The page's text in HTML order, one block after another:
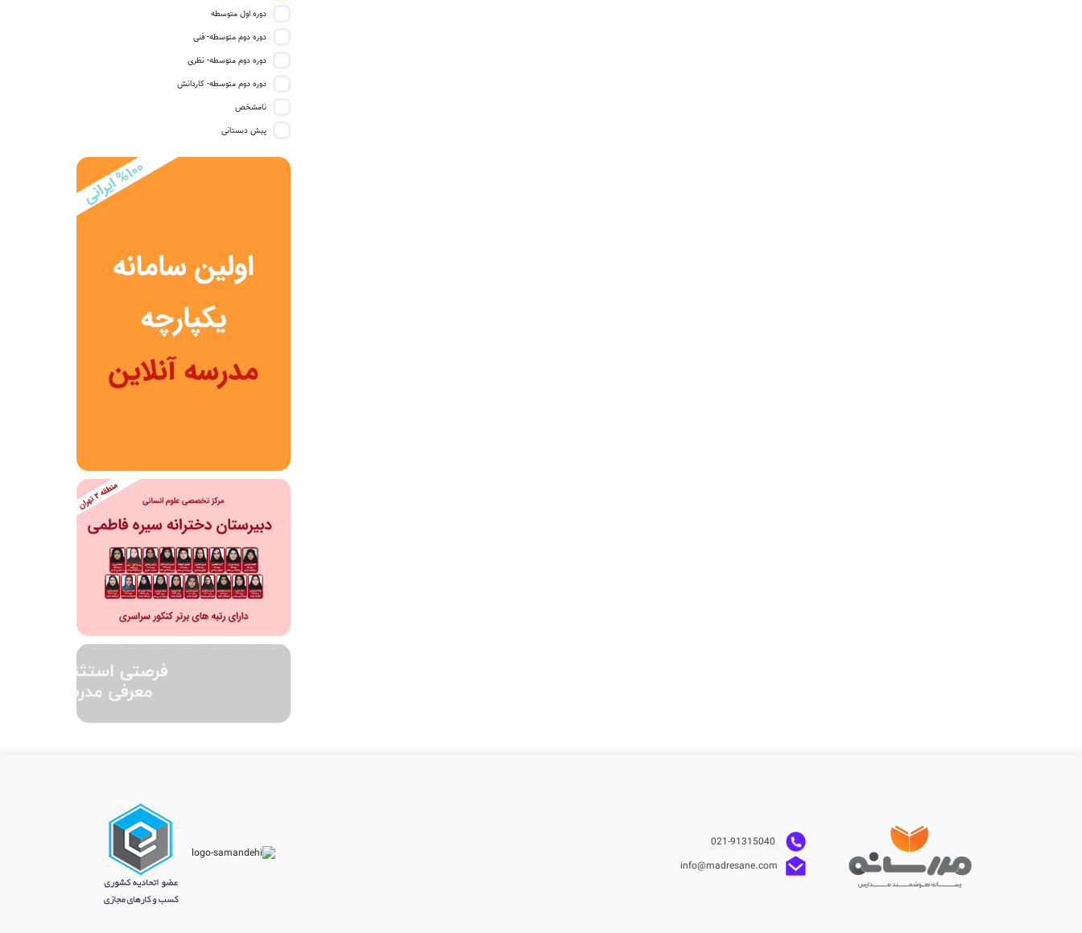
دوره اول متوسطه
دوره دوم متوسطه- فنی
دوره دوم متوسطه- نظری
دوره دوم متوسطه- کاردانش
نامشخص
پیش دبستانی
info@madresane.com